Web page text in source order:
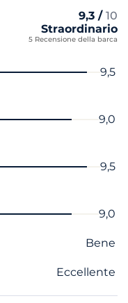
9,3 / 10
Straordinario
5 Recensione della barca
9,5
9,0
9,5
9,0
Bene
Eccellente